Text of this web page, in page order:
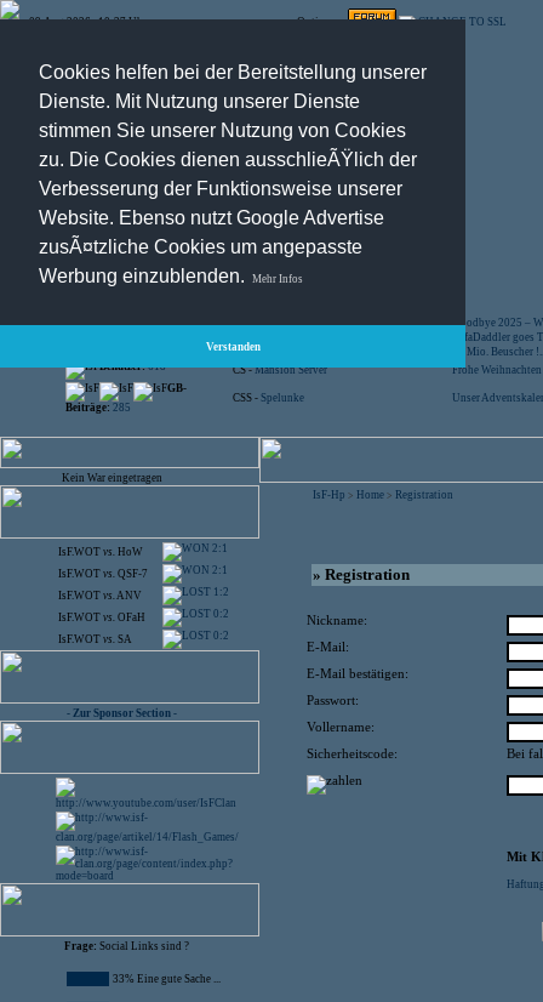
Cookies helfen bei der Bereitstellung unserer
Dienste. Mit Nutzung unserer Dienste
stimmen Sie unserer Nutzung von Cookies
zu. Die Cookies dienen ausschlieÃŸlich der
Verbesserung der Funktionsweise unserer
Website. Ebenso nutzt Google Advertise
zusÃ¤tzliche Cookies um angepasste
Werbung einzublenden.
Mehr Infos
Verstanden
09.Aug.2026 , 10:37 Uhr Optionen:
Besucher:44456545 CS -SniperWar Server
Goodbye 2025 –
SofaDaddler goes
CS -FunYard
40 Mio. Beuscher
Benutzer: 618 CS -Mansion Server
Frohe
GB-
Beiträge: 285
CSS - Spelunke Unser
Kein War eingetragen
IsF.WOT vs. HoW 2:1
IsF.WOT vs. QSF-7 2:1
IsF.WOT vs.ANV 1:2
IsF.WOT vs. OFaH 0:2
IsF.WOT vs. SA 0:2
- Zur Sponsor Section -
Frage: Social Links sind ?
33% Eine gute Sache ...
IsF-Hp > Home > Registration
» Registration
Nickname:
E-Mail:
E-Mail bestätigen:
Passwort:
Vollername:
Sicherheitscode:
Bei
Mit